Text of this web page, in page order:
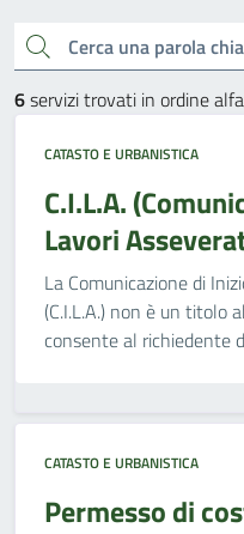
Cerca una parola chiave
6servizi trovati in ordine
CATASTO E URBANISTICA
C.I.L.A.
Lavori
La Comunicazione di
(C.I.L.A.) non è un titolo
consente al richiedente
CATASTO E URBANISTICA
Permesso di